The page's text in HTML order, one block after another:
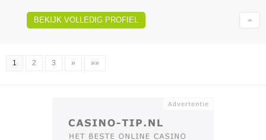
BEKIJK VOLLEDIG PROFIEL
1 2 3 » »»